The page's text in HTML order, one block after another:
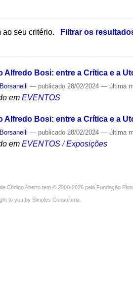
ao seu critério.
Filtrar os
Alfredo Bosi: entre a Crítica e a
— publicado 28/02/2024— última
em EVENTOS
Alfredo Bosi: entre a Crítica e a
— publicado 28/02/2024— última
em EVENTOS /Exposições
Código Aberto tem © 2000-2026 pela Fundação
to you by Simples Consultoria